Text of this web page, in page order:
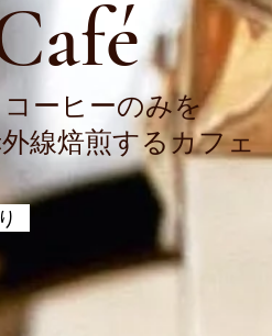
ーヒーのみを
線焙煎するカフェ